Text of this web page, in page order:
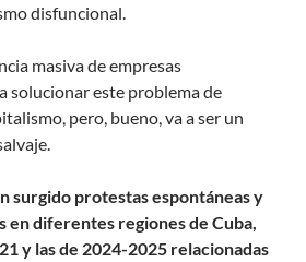
disfuncional.
masiva de empresas
solucionar este problema de
pero, bueno, va a ser un
surgido protestas espontáneas y
en diferentes regiones de Cuba,
y las de 2024-2025 relacionadas